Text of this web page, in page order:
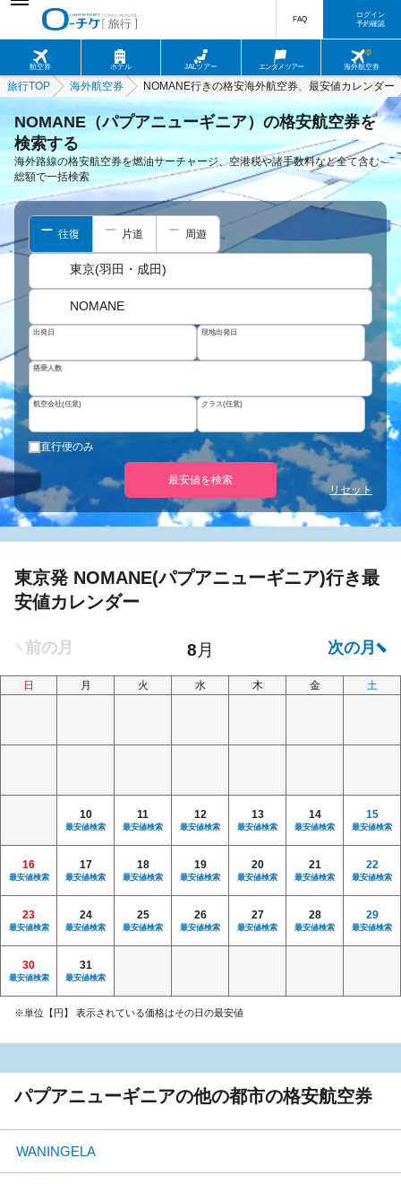
航空券 ホテル JALツアー エンタメツアー 海外航空券
FAQ
ログイン
予約確認
旅行TOP 海外航空券 NOMANE行きの格安海外航空券、最安値カレンダー
NOMANE（パプアニューギニア）の格安航空券を
検索する
海外路線の格安航空券を燃油サーチャージ、空港税や諸手数料など全て含む
総額で一括検索
往復 片道 周遊
東京(羽田・成田)
NOMANE
出発日 現地出発日
搭乗人数
航空会社(任意) クラス(任意)
直行便のみ
最安値を検索
リセット
東京発 NOMANE(パプアニューギニア)行き最
安値カレンダー
日 月 火 水 木 金 土
10
最安値検索
11
最安値検索
12
最安値検索
13
最安値検索
14
最安値検索
15
最安値検索
16
最安値検索
17
最安値検索
18
最安値検索
19
最安値検索
20
最安値検索
21
最安値検索
22
最安値検索
23
最安値検索
24
最安値検索
25
最安値検索
26
最安値検索
27
最安値検索
28
最安値検索
29
最安値検索
30
最安値検索
31
最安値検索
※単位【円】 表示されている価格はその日の最安値
パプアニューギニアの他の都市の格安航空券
WANINGELA